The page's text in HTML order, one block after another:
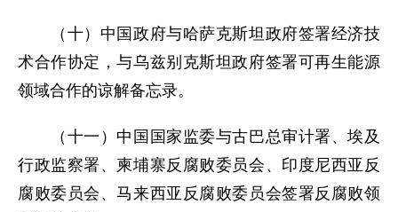
（十）中国政府与哈萨克斯坦政府签署经济技
术合作协定，与乌兹别克斯坦政府签署可再生能源
领域合作的谅解备忘录。
（十一）中国国家监委与古巴总审计署、埃及
行政监察署、柬埔寨反腐败委员会、印度尼西亚反
腐败委员会、马来西亚反腐败委员会签署反腐败领